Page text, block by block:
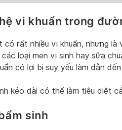
vi khuẩn trong
có rất nhiều vi khuẩn, nhưng là
loại men vi sinh hay sữa
có lợi bị suy yếu làm dẫn
kéo dài có thể làm tiêu diệt
sinh